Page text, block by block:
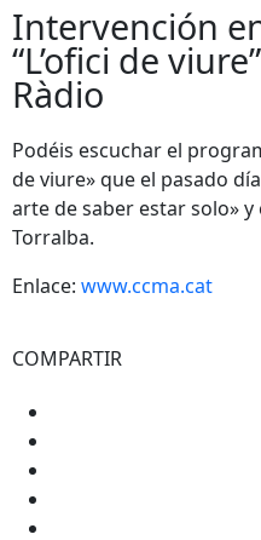
Intervención
“L’ofici de
Ràdio
Podéis escuchar el
de viure» que el pasado
arte de saber estar solo»
Torralba.
Enlace: www.ccma.cat
COMPARTIR